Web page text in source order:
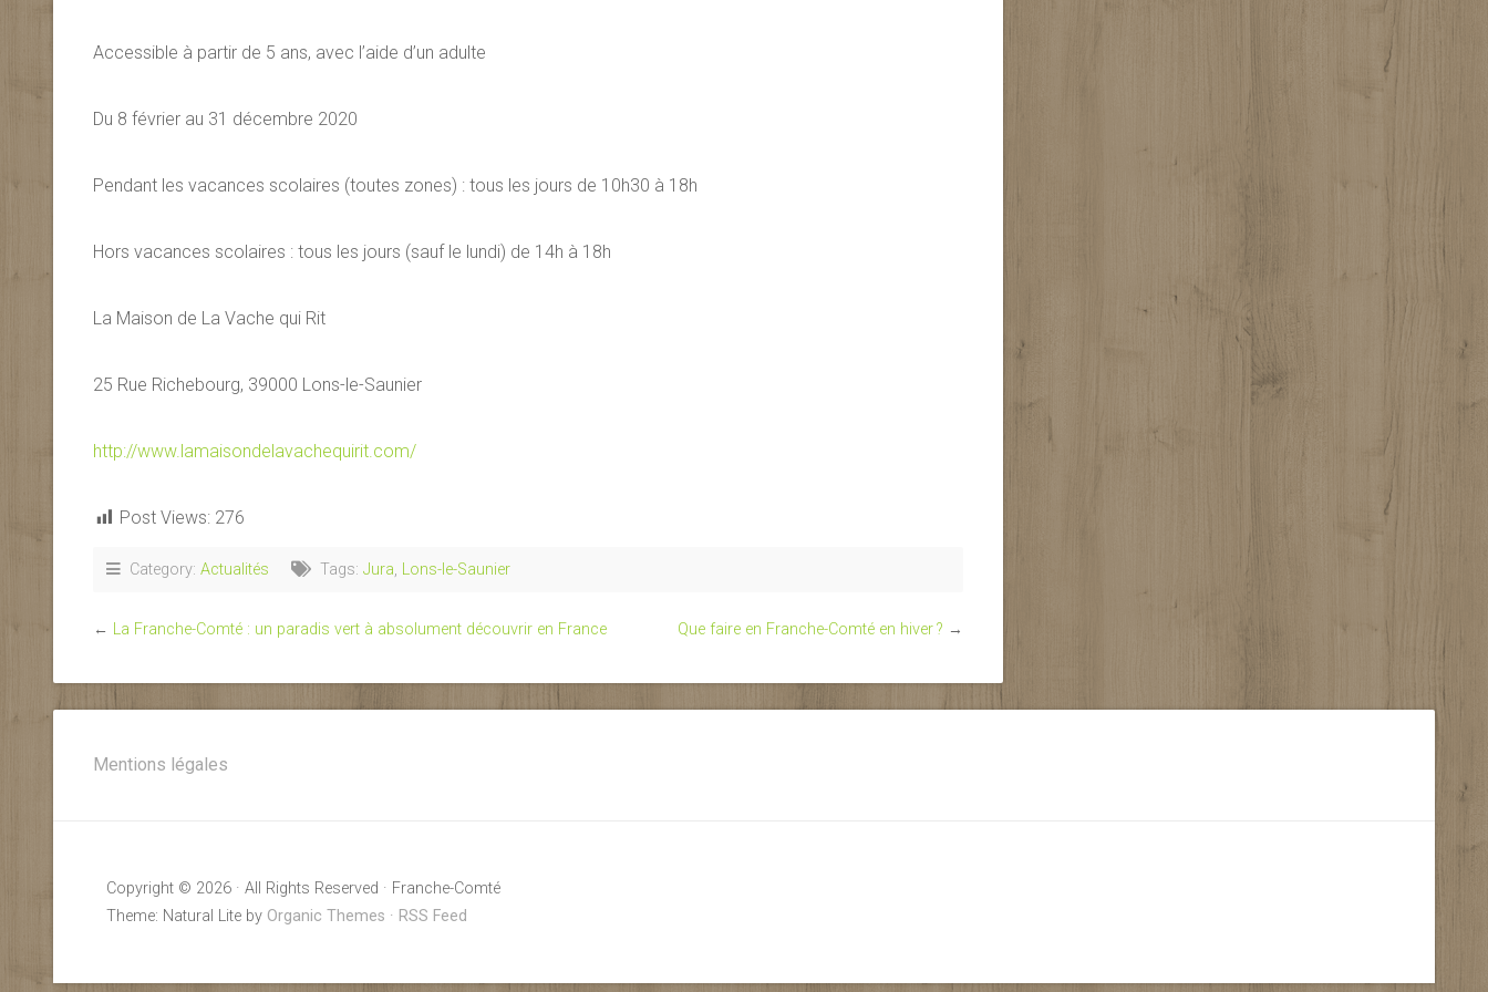
Accessible à partir de 5 ans, avec l’aide d’un adulte
Du 8 février au 31 décembre 2020
Pendant les vacances scolaires (toutes zones) : tous les jours de 10h30 à 18h
Hors vacances scolaires : tous les jours (sauf le lundi) de 14h à 18h
La Maison de La Vache qui Rit
25 Rue Richebourg, 39000 Lons-le-Saunier
http://www. lamaisondelavachequirit.com/
Post Views: 276
Category: Actualités Tags: Jura, Lons-le-Saunier
← La Franche-Comté : un paradis vert à absolument découvrir en France Que faire en Franche-Comté en hiver ? →
Mentions légales
Copyright © 2026 · All Rights Reserved · Franche-Comté
Theme: Natural Lite by Organic Themes · RSS Feed